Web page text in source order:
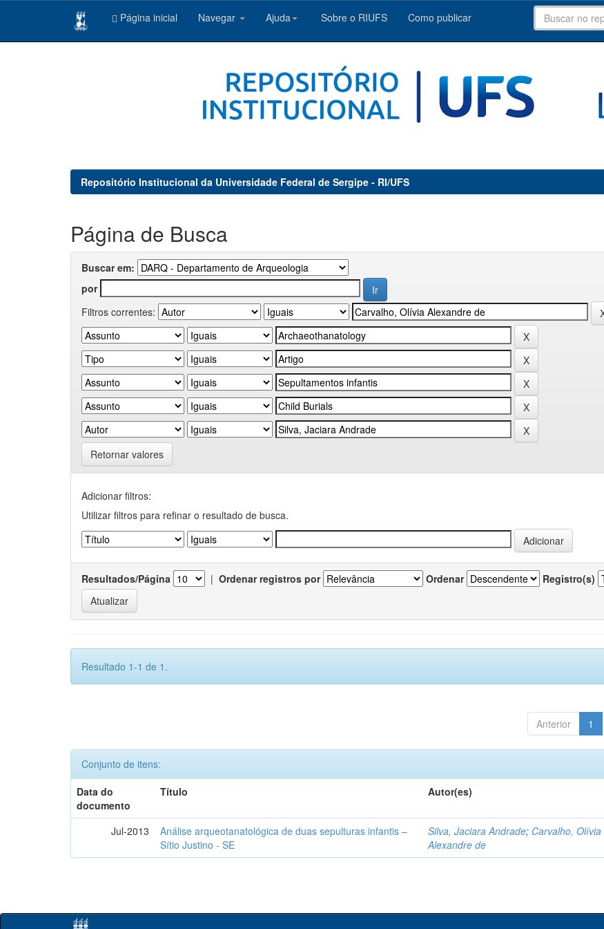
Página inicial Navegar Ajuda Sobre o RIUFS Como publicar
Repositório Institucional da Universidade Federal de Sergipe - RI/UFS
Página de Busca
Buscar em:
por
Filtros correntes:
Retornar valores
Adicionar filtros:
Utilizar filtros para refinar o resultado de busca.
Resultados/Página | Ordenar registros por Ordenar Registro(s)
Resultado 1-1 de 1.
Anterior 1
Conjunto de itens:
Data do
documento
Título Autor(es)
Jul-2013
Análise arqueotanatológica de duas sepulturas infantis –
Sítio Justino - SE
Silva, Jaciara Andrade; Carvalho, Olívia
Alexandre de